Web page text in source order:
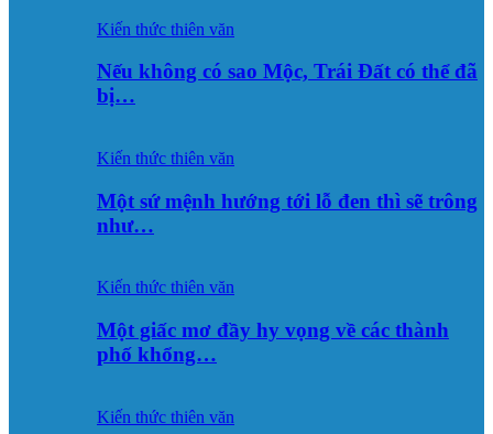
Kiến thức thiên văn
Nếu không có sao Mộc, Trái Đất có thể đã
bị…
Kiến thức thiên văn
Một sứ mệnh hướng tới lỗ đen thì sẽ trông
như…
Kiến thức thiên văn
Một giấc mơ đầy hy vọng về các thành
phố khổng…
Kiến thức thiên văn